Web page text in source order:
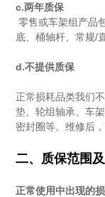
c.两年质保
零售或车架组产品
底、桶轴杆、常规/
d.不提供质保
正常损耗品类我们
垫、轮组轴承、车
密封圈等。维修后
二、质保范围
正常使用中出现的